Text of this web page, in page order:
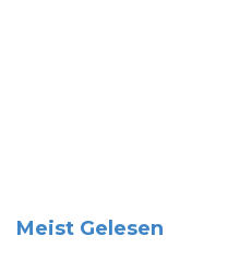
Meist Gelesen